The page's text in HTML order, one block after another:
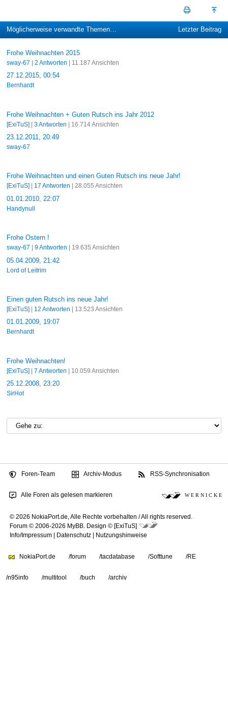
Möglicherweise verwandte Themen… Letzter Beitrag
Frohe Weihnachten 2015
sway-67 2 Antworten | 11.187 Ansichten
27.12.2015, 00:54
Bernhardt
Frohe Weihnachten + Guten Rutsch ins Jahr 2012
[ExiTuS] 3 Antworten | 16.714 Ansichten
23.12.2011, 20:49
sway-67
Frohe Weihnachten und einen Guten Rutsch ins neue Jahr!
[ExiTuS] 17 Antworten | 28.055 Ansichten
01.01.2010, 22:07
Handynull
Frohe Ostern !
sway-67 9 Antworten | 19.635 Ansichten
05.04.2009, 21:42
Lord of Leitrim
Einen guten Rutsch ins neue Jahr!
[ExiTuS] 12 Antworten | 13.523 Ansichten
01.01.2009, 19:07
Bernhardt
Frohe Weihnachten!
[ExiTuS] 7 Antworten | 10.059 Ansichten
25.12.2008, 23:20
SirHot
Foren-Team Archiv-Modus RSS-Synchronisation
Alle Foren als gelesen markieren W E R N I C K E
© 2026 NokiaPort.de, Alle Rechte vorbehalten /All rights reserved.
Forum © 2006-2026 MyBB
Design © [ExiTuS]
Info/Impressum
Datenschutz Nutzungshinweise
NokiaPort.de /forum /tacdatabase /Softtune /RE
/n95info /multitool /buch /archiv